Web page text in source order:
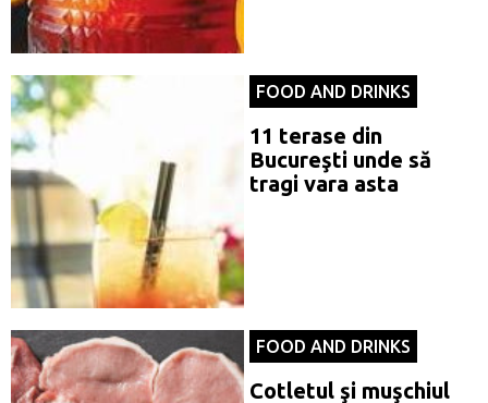
FOOD AND DRINKS
11 terase din
Bucureşti unde să
tragi vara asta
FOOD AND DRINKS
Cotletul şi muşchiul